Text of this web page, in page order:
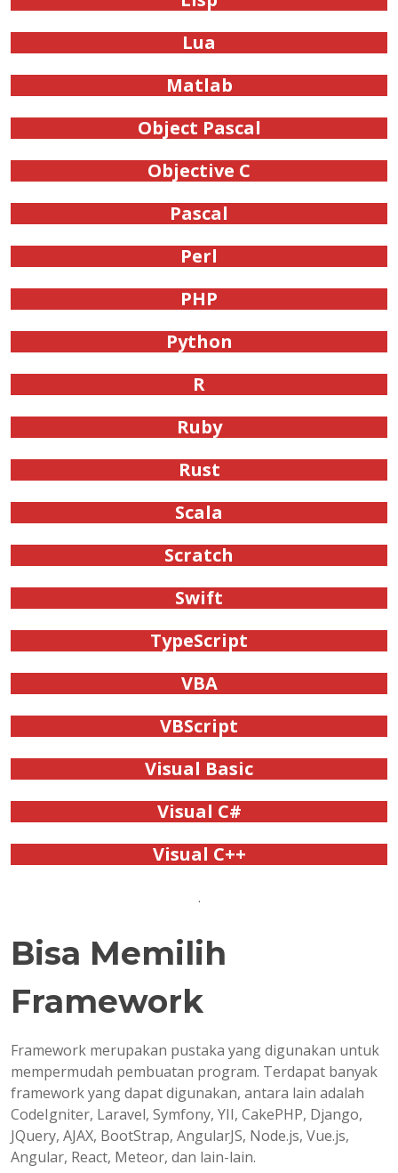
Lua
Matlab
Object Pascal
Objective C
Pascal
Perl
PHP
Python
R
Ruby
Rust
Scala
Scratch
Swift
TypeScript
VBA
VBScript
Visual Basic
Visual C#
Visual C++
.
Bisa Memilih
Framework
Framework merupakan pustaka yang digunakan untuk
mempermudah pembuatan program. Terdapat banyak
framework yang dapat digunakan, antara lain adalah
CodeIgniter, Laravel, Symfony, YII, CakePHP, Django,
JQuery, AJAX, BootStrap, AngularJS, Node.js, Vue.js,
Angular, React, Meteor, dan lain-lain.